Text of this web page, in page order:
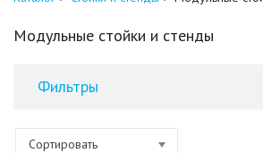
Модульные стойки и стенды
Фильтры
Сортировать